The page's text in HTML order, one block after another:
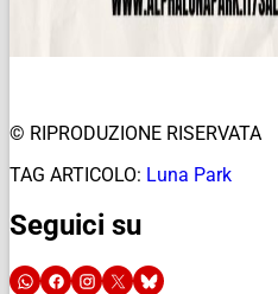
© RIPRODUZIONE RISERVATA
TAG ARTICOLO: Luna Park
Seguici su